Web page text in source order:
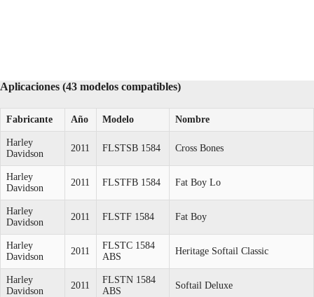
Aplicaciones (43 modelos compatibles)
Fabricante Año Modelo Nombre
Harley
Davidson
2011 FLSTSB 1584 Cross Bones
Harley
Davidson
2011 FLSTFB 1584 Fat Boy Lo
Harley
Davidson
2011 FLSTF 1584 Fat Boy
Harley
Davidson
2011
FLSTC 1584
ABS
Heritage Softail Classic
Harley
Davidson
2011
FLSTN 1584
ABS
Softail Deluxe